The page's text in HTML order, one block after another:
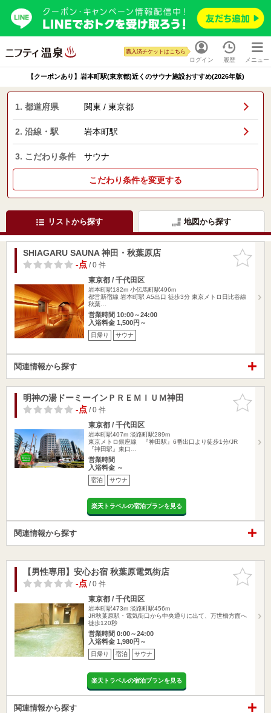
ログイン
購入済チケットはこちら
履歴 メニュー
【クーポンあり】岩本町駅(東京都)近くのサウナ施設おすすめ(2026年版)
1. 都道府県 関東 / 東京都
2. 沿線・駅 岩本町駅
3. こだわり条件 サウナ
こだわり条件を変更する
リストから探す 地図から探す
お気に入
りに追加
SHIAGARU SAUNA 神田・秋葉原店
-点/ 0 件
東京都 / 千代田区
岩本町駅182m 小伝馬町駅496m
都営新宿線 岩本町駅 A5出口 徒歩3分 東京メトロ日比谷線
秋葉…
営業時間 10:00～24:00
入浴料金 1,500円～
日帰り サウナ
関連情報から探す
お気に入
りに追加
明神の湯ドーミーインＰＲＥＭＩＵＭ神田
-点/ 0 件
東京都 / 千代田区
岩本町駅407m 淡路町駅289m
東京メトロ銀座線 『神田駅』6番出口より徒歩1分/JR
『神田駅』東口…
営業時間
入浴料金 ～
宿泊 サウナ
楽天トラベルの宿泊プランを見る
関連情報から探す
お気に入
りに追加
【男性専用】安心お宿 秋葉原電気街店
-点/ 0 件
東京都 / 千代田区
岩本町駅473m 淡路町駅456m
JR秋葉原駅・電気街口から中央通りに出て、万世橋方面へ
徒歩120秒
営業時間 0:00～24:00
入浴料金 1,980円～
日帰り 宿泊 サウナ
楽天トラベルの宿泊プランを見る
関連情報から探す